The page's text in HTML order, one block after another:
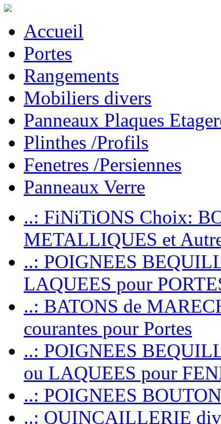
Accueil
Portes
Rangements
Mobiliers divers
Panneaux Plaques
Plinthes /Profils
Fenetres /Persiennes
Panneaux Verre
..: FiNiTiONS Choix:
METALLIQUES et
..: POIGNEES
LAQUEES pour
..: BATONS de
courantes pour Portes
..: POIGNEES
ou LAQUEES pour
..: POIGNEES
..: QUINCAILLERIE